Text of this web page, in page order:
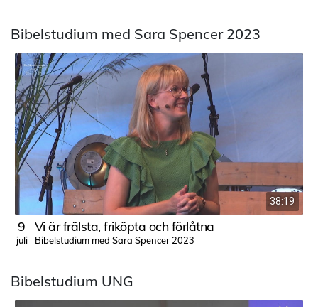
Bibelstudium med Sara Spencer 2023
38:19
9
juli
Vi är frälsta, friköpta och förlåtna
Bibelstudium med Sara Spencer 2023
Bibelstudium UNG